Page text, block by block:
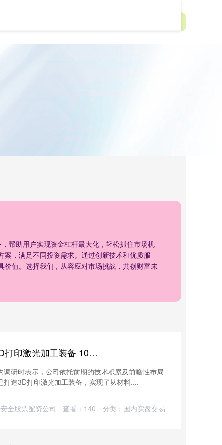
帮助用户实现资金杠杆最大化，轻松抓住市场机
，满足不同投资需求。通过创新技术和优质服
值。选择我们，从容应对市场挑战，共创财富未
方块配资 华工科技：已打造3D打印激光加工装备 10月已经实现首批订单落地
研时表示，公司依托前期的技术积累及前瞻性布局，
造3D打印激光加工装备，实现了从材料....
全股票配资公司 查看： 140 分类： 国内实盘交易